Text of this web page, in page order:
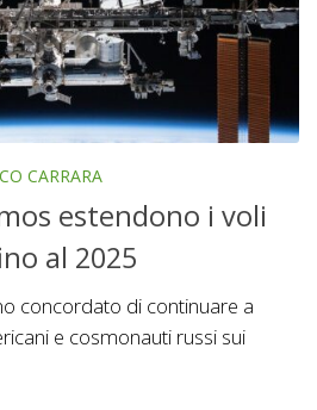
CARRARA
estendono i voli
al 2025
concordato di continuare a
e cosmonauti russi sui